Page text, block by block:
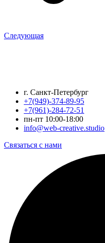
Следующая
г. Санкт-Петербург
+7(949)-374-89-95
+7(961)-284-72-51
пн-пт 10:00-18:00
info@web-creative.studio
Связаться с нами